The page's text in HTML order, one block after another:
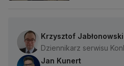
Krzysztof Jabłonowski
Dziennikarz serwisu
Jan Kunert